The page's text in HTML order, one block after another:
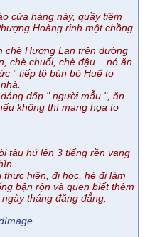
cửa hàng này, quầy tiệm
Hoàng rinh một chồng
chè Hương Lan trên đường
chè chuối, chè đậu....nó ăn
" tiếp tô bún bò Huế to
dấp " người mẫu ", ăn
không thì mang họa to
tàu hú lên 3 tiếng rền vang
....
hiện, đi học, hè đi làm
bận rộn và quen biết thêm
tháng đăng đẳng.